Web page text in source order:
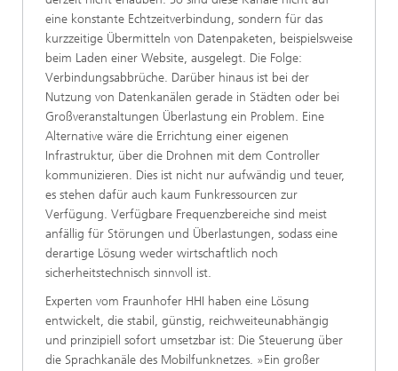
eine konstante Echtzeitverbindung, sondern für das
kurzzeitige Übermitteln von Datenpaketen, beispielsweise
beim Laden einer Website, ausgelegt. Die Folge:
Verbindungsabbrüche. Darüber hinaus ist bei der
Nutzung von Datenkanälen gerade in Städten oder bei
Großveranstaltungen Überlastung ein Problem. Eine
Alternative wäre die Errichtung einer eigenen
Infrastruktur, über die Drohnen mit dem Controller
kommunizieren. Dies ist nicht nur aufwändig und teuer,
es stehen dafür auch kaum Funkressourcen zur
Verfügung. Verfügbare Frequenzbereiche sind meist
anfällig für Störungen und Überlastungen, sodass eine
derartige Lösung weder wirtschaftlich noch
sicherheitstechnisch sinnvoll ist.
Experten vom Fraunhofer HHI haben eine Lösung
entwickelt, die stabil, günstig, reichweiteunabhängig
und prinzipiell sofort umsetzbar ist: Die Steuerung über
die Sprachkanäle des Mobilfunknetzes. »Ein großer